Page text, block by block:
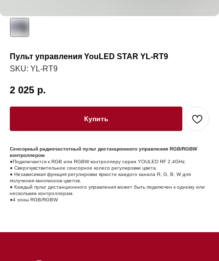
Пульт управления YouLED STAR YL-RT9
SKU: YL-RT9
2 025 р.
Купить
Сенсорный радиочастотный пульт дистанционного управления RGB/RGBW
контроллером
●Подключается к RGB или RGBW контроллеру серии YOULED RF 2.4GHz.
● Сверхчувствительное сенсорное колесо регулировки цвета.
● Независимая функция регулировки яркости каждого канала R, G, B, W для
получения миллионов цветов.
● Каждый пульт дистанционного управления может быть подключен к одному или
нескольким контроллерам.
●4 зоны RGB/RGBW